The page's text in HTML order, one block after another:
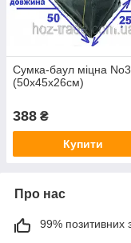
Сумка-баул міцна No3
(50х45х26см)
388 ₴
Купити
Про нас
99% позитивних